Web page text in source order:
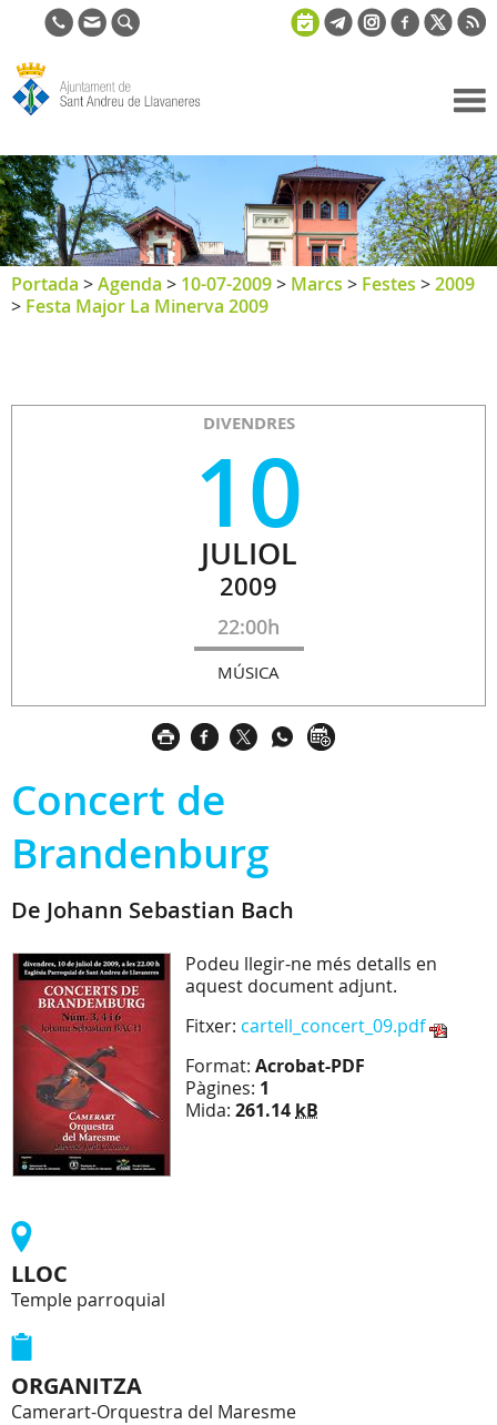
de Sant
Andreu de
Llavaneres
Portada >Agenda > 10-07-2009> Marcs > Festes >2009
> Festa Major La Minerva 2009
DIVENDRES
10
JULIOL
2009
22:00h
MÚSICA
Concert de
Brandenburg
De Johann Sebastian Bach
Podeu llegir-ne més detalls en
aquest document adjunt.
Fitxer: cartell_concert_09.pdf
Format: Acrobat-PDF
Pàgines: 1
Mida: 261.14 kB
LLOC
Temple parroquial
ORGANITZA
Camerart-Orquestra del Maresme